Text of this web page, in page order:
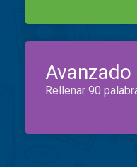
Avanzado
Rellenar 90